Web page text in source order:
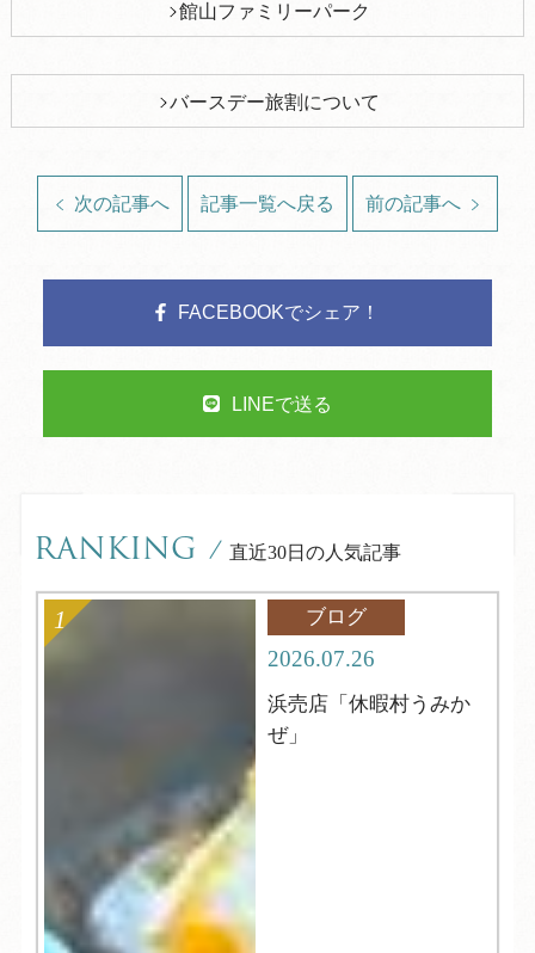
館山ファミリーパーク
バースデー旅割について
次の記事へ 記事一覧へ戻る 前の記事へ
FACEBOOKでシェア！
LINEで送る
RANKING / 直近30日の人気記事
ブログ
2026.07.26
浜売店「休暇村うみか
ぜ」